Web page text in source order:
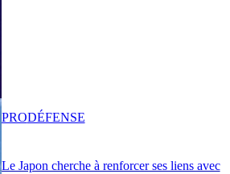
Le Japon cherche à renforcer ses liens avec
PRODÉFENSE